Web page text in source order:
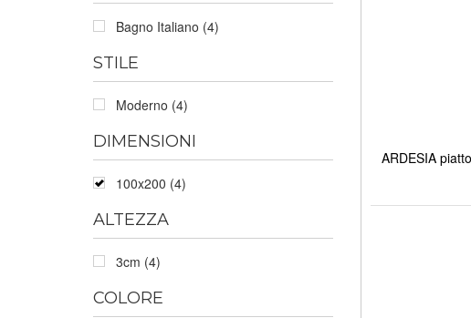
Bagno Italiano (4)
STILE
Moderno (4)
DIMENSIONI
100x200 (4)
ALTEZZA
3cm (4)
COLORE
ARDESIA